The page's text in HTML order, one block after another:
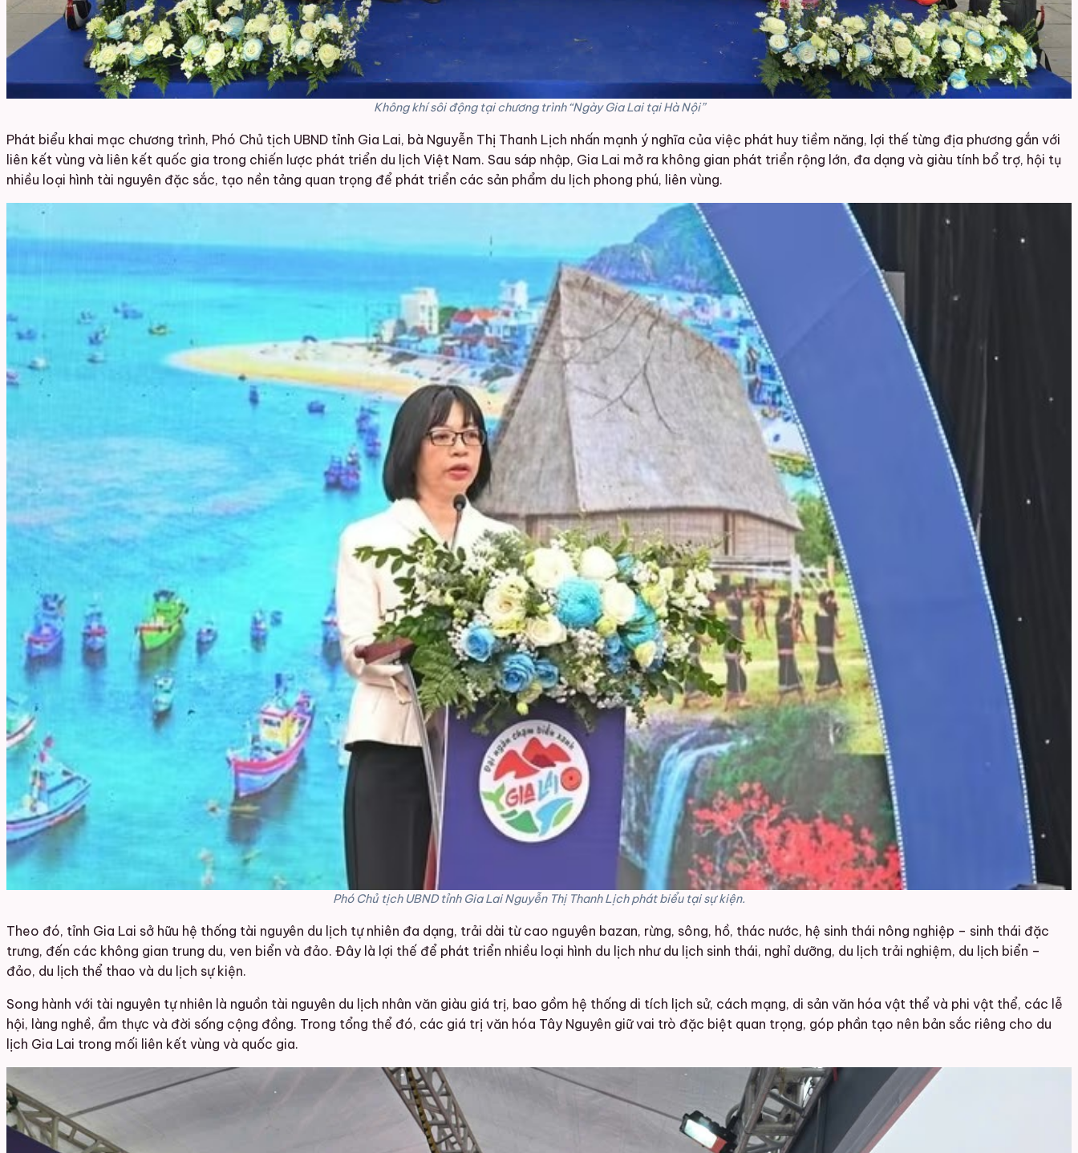
Không khí sôi động tại chương trình “Ngày Gia Lai tại Hà Nội”
Phát biểu khai mạc chương trình, Phó Chủ tịch UBND tỉnh Gia Lai, bà Nguyễn Thị Thanh Lịch nhấn mạnh ý nghĩa của việc phát huy tiềm năng, lợi thế từng địa phương gắn với
liên kết vùng và liên kết quốc gia trong chiến lược phát triển du lịch Việt Nam. Sau sáp nhập, Gia Lai mở ra không gian phát triển rộng lớn, đa dạng và giàu tính bổ trợ, hội tụ
nhiều loại hình tài nguyên đặc sắc, tạo nền tảng quan trọng để phát triển các sản phẩm du lịch phong phú, liên vùng.
Phó Chủ tịch UBND tỉnh Gia Lai Nguyễn Thị Thanh Lịch phát biểu tại sự kiện.
Theo đó, tỉnh Gia Lai sở hữu hệ thống tài nguyên du lịch tự nhiên đa dạng, trải dài từ cao nguyên bazan, rừng, sông, hồ, thác nước, hệ sinh thái nông nghiệp – sinh thái đặc
trưng, đến các không gian trung du, ven biển và đảo. Đây là lợi thế để phát triển nhiều loại hình du lịch như du lịch sinh thái, nghỉ dưỡng, du lịch trải nghiệm, du lịch biển –
đảo, du lịch thể thao và du lịch sự kiện.
Song hành với tài nguyên tự nhiên là nguồn tài nguyên du lịch nhân văn giàu giá trị, bao gồm hệ thống di tích lịch sử, cách mạng, di sản văn hóa vật thể và phi vật thể, các lễ
hội, làng nghề, ẩm thực và đời sống cộng đồng. Trong tổng thể đó, các giá trị văn hóa Tây Nguyên giữ vai trò đặc biệt quan trọng, góp phần tạo nên bản sắc riêng cho du
lịch Gia Lai trong mối liên kết vùng và quốc gia.